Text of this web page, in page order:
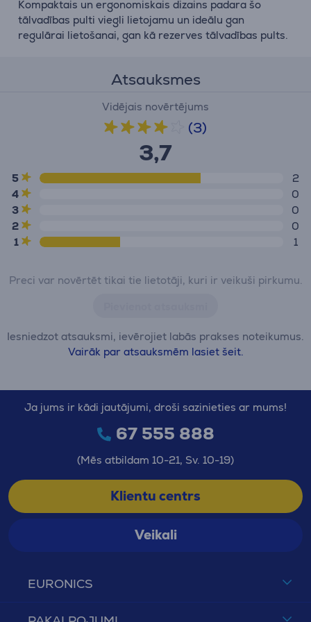
Kompaktais un ergonomiskais dizains padara šo
tālvadības pulti viegli lietojamu un ideālu gan
regulārai lietošanai, gan kā rezerves tālvadības pults.
Atsauksmes
Vidējais novērtējums
(3)
3,7
5
2
4
0
3
0
2
0
1
1
Preci var novērtēt tikai tie lietotāji, kuri ir veikuši pirkumu.
Iesniedzot atsauksmi, ievērojiet labās prakses noteikumus.
Vairāk par atsauksmēm lasiet šeit.
EURONICS
Ja jums ir kādi jautājumi, droši sazinieties ar mums!
67 555 888
(Mēs atbildam 10-21, Sv. 10-19)
Klientu centrs
Veikali